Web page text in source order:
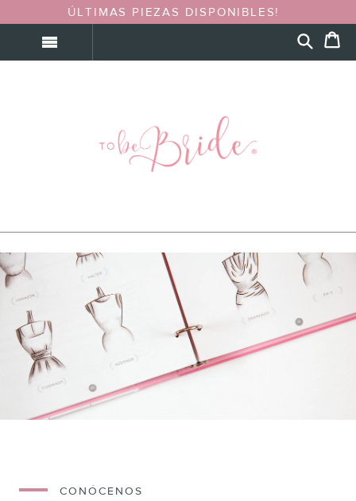
ÚLTIMAS PIEZAS DISPONIBLES!
CONÓCENOS